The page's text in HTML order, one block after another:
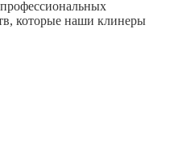
которые наши клинеры